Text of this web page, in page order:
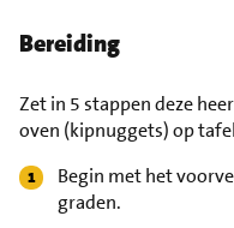
Bereiding
Zet in 5 stappen deze
oven (kipnuggets) op
Begin met het
graden.